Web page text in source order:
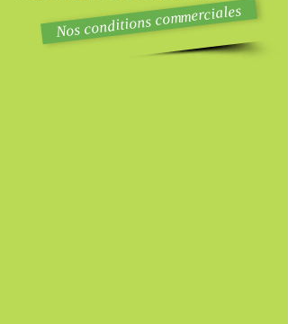
Nos conditions commerciales